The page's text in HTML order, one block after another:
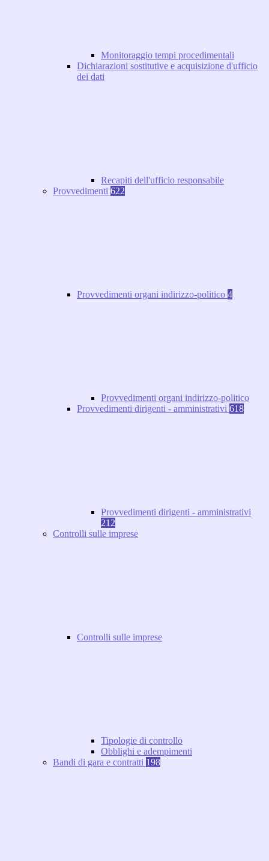
Monitoraggio tempi procedimentali
Dichiarazioni sostitutive e acquisizione d'ufficio
dei dati
Recapiti dell'ufficio responsabile
Provvedimenti 622
Provvedimenti organi indirizzo-politico 4
Provvedimenti organi indirizzo-politico
Provvedimenti dirigenti - amministrativi 618
Provvedimenti dirigenti - amministrativi
212
Controlli sulle imprese
Controlli sulle imprese
Tipologie di controllo
Obblighi e adempimenti
Bandi di gara e contratti 198